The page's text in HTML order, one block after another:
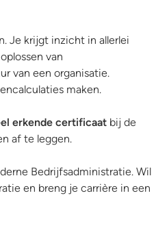
Je krijgt inzicht in allerlei
van
van een organisatie.
maken.
erkende certificaat bij de
af te leggen.
Bedrijfsadministratie. Wil
en breng je carrière in een